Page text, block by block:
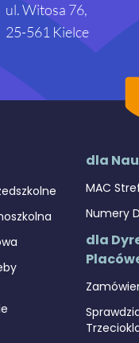
ul. Witosa 76,
25-561 Kielce
dla
MAC
Numery
dla